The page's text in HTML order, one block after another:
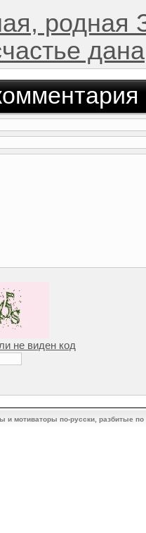
не виден код
и мотиваторы по-русски, разбитые